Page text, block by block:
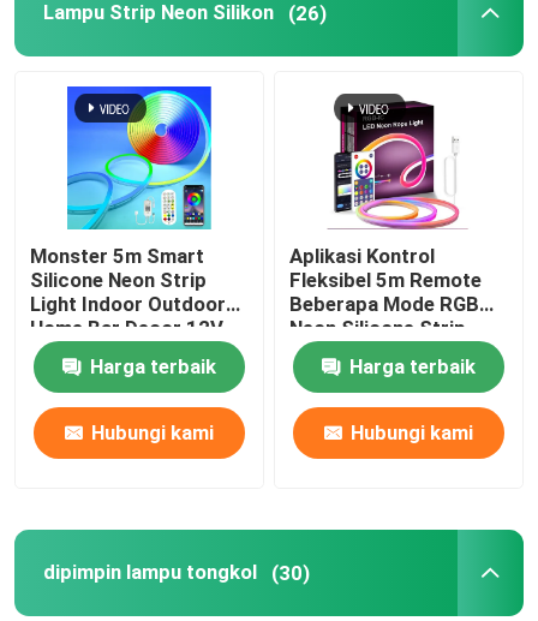
Lampu Strip Neon Silikon (26)
Monster 5m Smart
Silicone Neon Strip
Light Indoor Outdoor
Home Bar Decor 12V
Harga terbaik
Hubungi kami
Aplikasi Kontrol
Fleksibel 5m Remote
Beberapa Mode RGB
Neon Silicone Strip
Harga terbaik
Hubungi kami
dipimpin lampu tongkol (30)